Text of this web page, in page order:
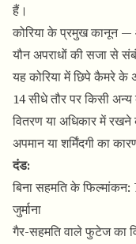
हैं।
कोरिया के प्रमुख कानून —
यौन अपराधों की सजा से
यह कोरिया में छिपे कैमरे
14 सीधे तौर पर किसी अन्य
वितरण या अधिकार में रखने
अपमान या शर्मिंदगी का
दंड:
बिना सहमति के
जुर्माना
गैर-सहमति वाले फुटेज का